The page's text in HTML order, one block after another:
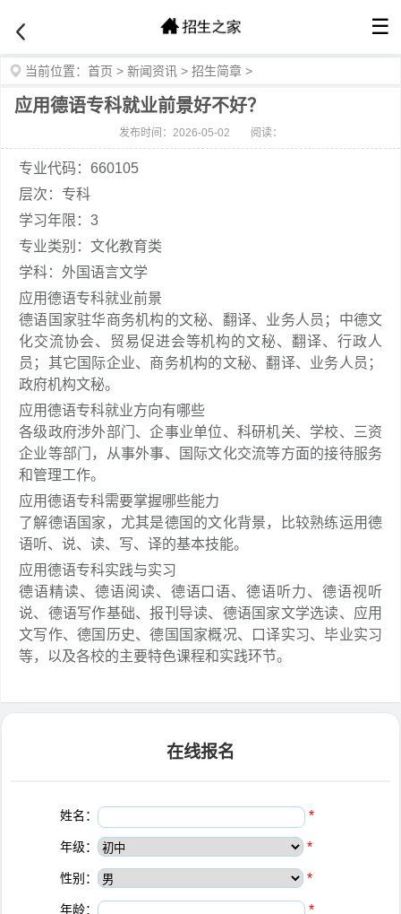
☰
当前位置： 首页 > 新闻资讯 > 招生简章 >
应用德语专科就业前景好不好？
发布时间：2026-05-02 阅读：
专业代码：660105
层次：专科
学习年限：3
专业类别：文化教育类
学科：外国语言文学
应用德语专科就业前景
德语国家驻华商务机构的文秘、翻译、业务人员；中德文
化交流协会、贸易促进会等机构的文秘、翻译、行政人
员；其它国际企业、商务机构的文秘、翻译、业务人员；
政府机构文秘。
应用德语专科就业方向有哪些
各级政府涉外部门、企事业单位、科研机关、学校、三资
企业等部门，从事外事、国际文化交流等方面的接待服务
和管理工作。
应用德语专科需要掌握哪些能力
了解德语国家，尤其是德国的文化背景，比较熟练运用德
语听、说、读、写、译的基本技能。
应用德语专科实践与实习
德语精读、德语阅读、德语口语、德语听力、德语视听
说、德语写作基础、报刊导读、德语国家文学选读、应用
文写作、德国历史、德国国家概况、口译实习、毕业实习
等，以及各校的主要特色课程和实践环节。
在线报名
姓名： *
年级： *
性别： *
年龄： *